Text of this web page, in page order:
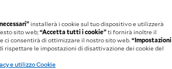
installerà i cookie sul tuo dispositivo e utilizzerà
sito web;“Accetta tutti i cookie”ti fornirà inoltre il
ci consentirà di ottimizzare il nostro sito web.“Impostazioni
le impostazioni di disattivazione dei cookie del
e utilizzo Cookie